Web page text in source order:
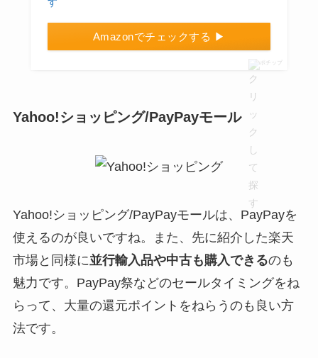
Amazonでチェックする ▶
ポチップ
Yahoo!ショッピング/PayPayモール
Yahoo!ショッピング/PayPayモールは、PayPayを
使えるのが良いですね。また、先に紹介した楽天
市場と同様に並行輸入品や中古も購入できるのも
魅力です。PayPay祭などのセールタイミングをね
らって、大量の還元ポイントをねらうのも良い方
法です。